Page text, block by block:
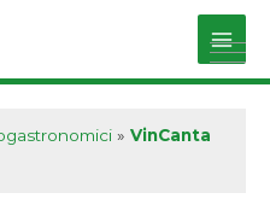
Main
» VinCanta